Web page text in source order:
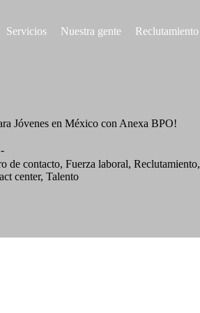
Servicios Nuestra gente Reclutamiento
Jóvenes en México con Anexa BPO!
de contacto, Fuerza laboral, Reclutamiento,
center, Talento